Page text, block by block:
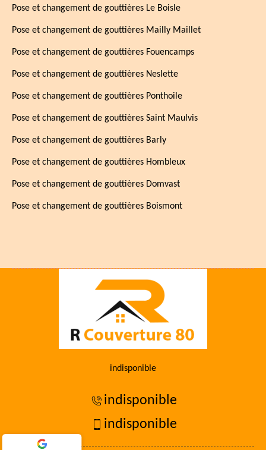
Pose et changement de gouttières Le Boisle
Pose et changement de gouttières Mailly Maillet
Pose et changement de gouttières Fouencamps
Pose et changement de gouttières Neslette
Pose et changement de gouttières Ponthoile
Pose et changement de gouttières Saint Maulvis
Pose et changement de gouttières Barly
Pose et changement de gouttières Hombleux
Pose et changement de gouttières Domvast
Pose et changement de gouttières Boismont
indisponible
indisponible
indisponible